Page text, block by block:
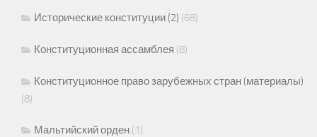
Исторические конституции (2) (68)
Конституционная ассамблея (8)
Конституционное право зарубежных стран (материалы)
(8)
Мальтийский орден (1)